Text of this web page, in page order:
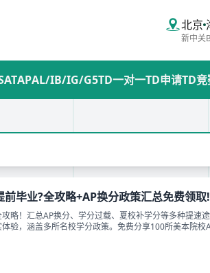
北京
新中关
APAL/IB/IG/G5TD一对一TD申请TD竞
前毕业?全攻略+AP换分政策汇总免费领取!
略！汇总AP换分、学分过载、夏校补学分等多种提速
验，涵盖多所名校学分政策。免费分享100所美本院校